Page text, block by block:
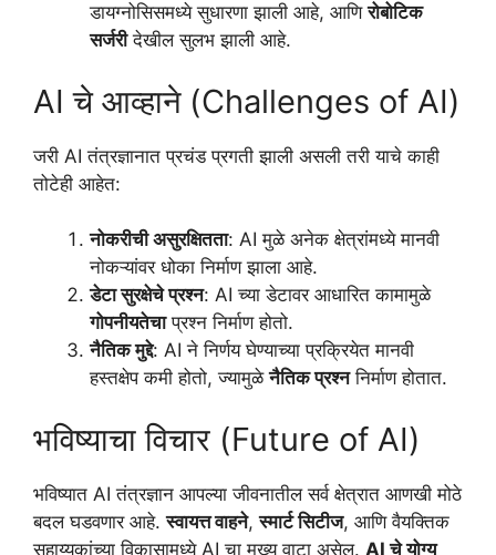
डायग्नोसिसमध्ये सुधारणा झाली आहे, आणिरोबोटिक
सर्जरीदेखील सुलभ झाली आहे.
AI चे आव्हाने (Challenges of AI)
जरी AI तंत्रज्ञानात प्रचंड प्रगती झाली असली तरी याचे काही
तोटेही आहेत:
नोकरीची असुरक्षितता: AI मुळे अनेक क्षेत्रांमध्ये मानवी
नोकऱ्यांवर धोका निर्माण झाला आहे.
डेटा सुरक्षेचे प्रश्न: AI च्या डेटावर आधारित कामामुळे
गोपनीयतेचाप्रश्न निर्माण होतो.
नैतिक मुद्दे: AI ने निर्णय घेण्याच्या प्रक्रियेत मानवी
हस्तक्षेप कमी होतो, ज्यामुळेनैतिक प्रश्ननिर्माण होतात.
भविष्याचा विचार (Future of AI)
भविष्यात AI तंत्रज्ञान आपल्या जीवनातील सर्व क्षेत्रात आणखी मोठे
बदल घडवणार आहे.स्वायत्त वाहने,स्मार्ट सिटीज, आणि वैयक्तिक
सहाय्यकांच्या विकासामध्ये AI चा मुख्य वाटा असेल. AI चे योग्य